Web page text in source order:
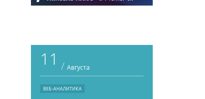
11 / Августа
ВЕБ-АНАЛИТИКА